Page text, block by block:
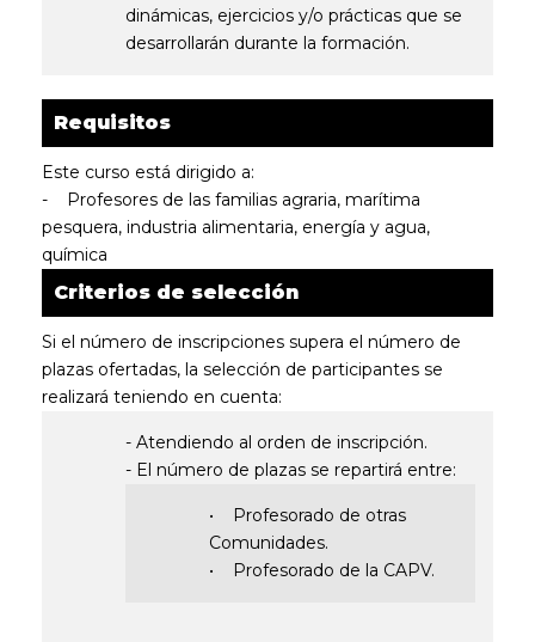
dinámicas, ejercicios y/o prácticas que se
desarrollarán durante la formación.
Requisitos
Este curso está dirigido a:
- Profesores de las familias agraria, marítima
pesquera, industria alimentaria, energía y agua,
química
Criterios de selección
Si el número de inscripciones supera el número de
plazas ofertadas, la selección de participantes se
realizará teniendo en cuenta:
- Atendiendo al orden de inscripción.
- El número de plazas se repartirá entre:
• Profesorado de otras
Comunidades.
• Profesorado de la CAPV.